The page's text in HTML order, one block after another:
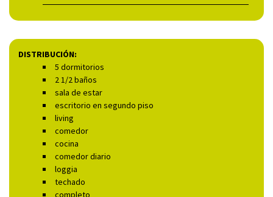
DISTRIBUCIÓN:
5 dormitorios
2 1/2 baños
sala de estar
escritorio en segundo piso
living
comedor
cocina
comedor diario
loggia
techado
completo